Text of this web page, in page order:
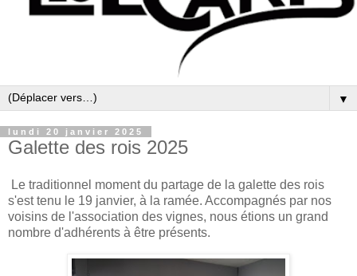
▼
lundi 20 janvier 2025
Galette des rois 2025
Le traditionnel moment du partage de la galette des rois
s'est tenu le 19 janvier, à la ramée. Accompagnés par nos
voisins de l'association des vignes, nous étions un grand
nombre d'adhérents à être présents.